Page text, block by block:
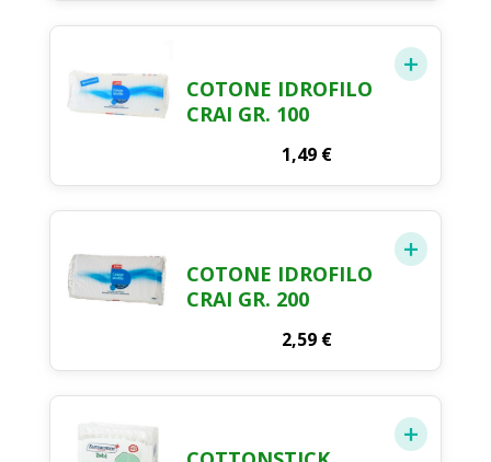
COTONE IDROFILO
CRAI GR. 100
1,49 €
COTONE IDROFILO
CRAI GR. 200
2,59 €